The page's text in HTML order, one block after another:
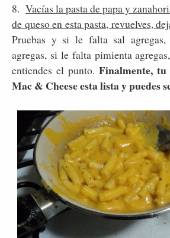
8. Vacías la pasta de papa y
de queso en esta pasta, revuelves,
Pruebas y si le falta sal
agregas, si le falta pimienta
entiendes el punto. Finalmente, tu
Mac & Cheese esta lista y puedes